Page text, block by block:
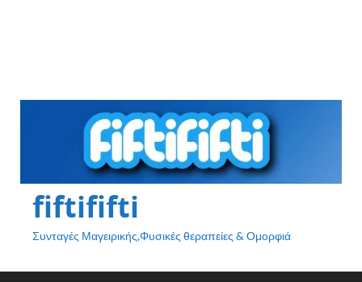
fiftififti
Συνταγές Μαγειρικής,Φυσικές θεραπείες & Ομορφιά